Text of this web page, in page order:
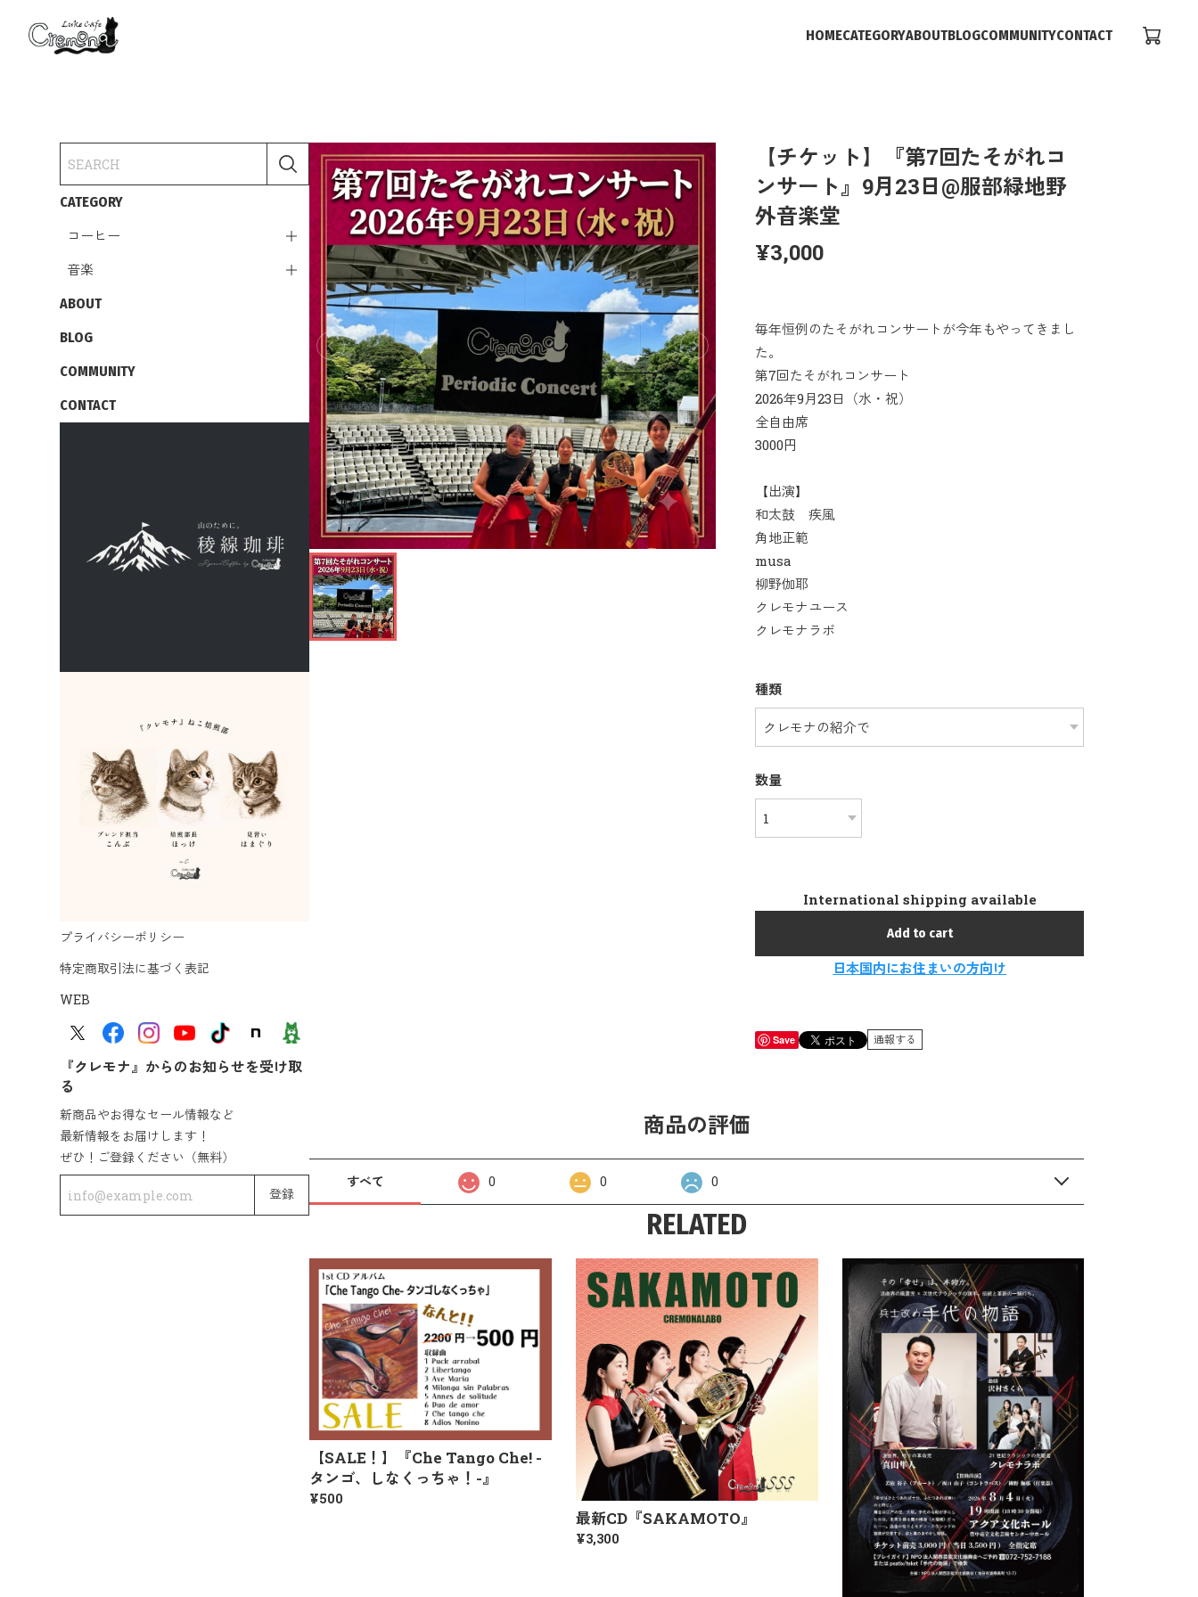
HOMECATEGORYABOUTBLOGCOMMUNITYCONTACT
CATEGORY
コーヒー
音楽
ABOUT
BLOG
COMMUNITY
CONTACT
プライバシーポリシー
特定商取引法に基づく表記
WEB
『クレモナ』からのお知らせを受け取
る
新商品やお得なセール情報など
最新情報をお届けします！
ぜひ！ご登録ください（無料）
登録
【チケット】『第7回たそがれコ
ンサート』9月23日@服部緑地野
外音楽堂
¥3,000
毎年恒例のたそがれコンサートが今年もやってきまし
た。
第7回たそがれコンサート
2026年9月23日（水・祝）
全自由席
3000円
【出演】
和太鼓 疾風
角地正範
musa
柳野伽耶
クレモナユース
クレモナラボ
種類
数量
International shipping available
Add to cart
日本国内にお住まいの方向け
Save 通報する
商品の評価
すべて 0 0 0
RELATED
【SALE！】『Che Tango Che! -
タンゴ、しなくっちゃ！-』
¥500
最新CD『SAKAMOTO』
¥3,300